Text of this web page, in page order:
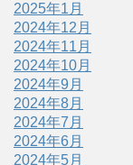
2025年1月
2024年12月
2024年11月
2024年10月
2024年9月
2024年8月
2024年7月
2024年6月
2024年5月